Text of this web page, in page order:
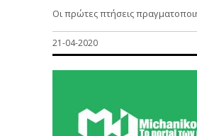
Οι πρώτες πτήσεις
21-04-2020